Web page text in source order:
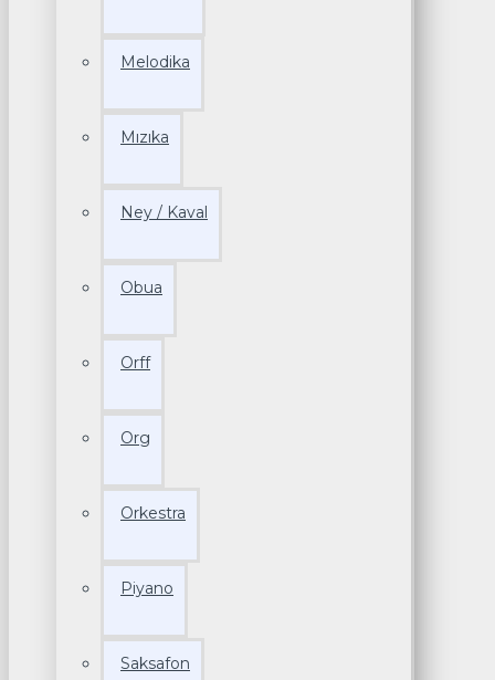
Melodika
Mızıka
Ney / Kaval
Obua
Orff
Org
Orkestra
Piyano
Saksafon